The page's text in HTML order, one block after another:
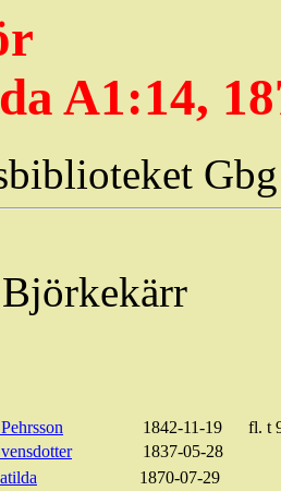
A1:14,
Gbg
1842-11-19
fl. t
1837-05-28
1870-07-29